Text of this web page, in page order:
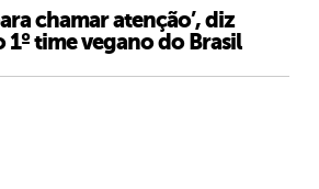
chamar atenção’, diz
time vegano do Brasil